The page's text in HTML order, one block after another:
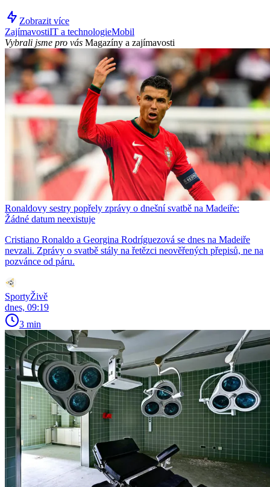
Zobrazit více
ZajímavostiIT a technologieMobil
Vybrali jsme pro vás Magazíny a zajímavosti
Ronaldovy sestry popřely zprávy o dnešní svatbě na Madeiře:
Žádné datum neexistuje
Cristiano Ronaldo a Georgina Rodríguezová se dnes na Madeiře
nevzali. Zprávy o svatbě stály na řetězci neověřených přepisů, ne na
pozvánce od páru.
SportyŽivě
dnes, 09:19
3 min